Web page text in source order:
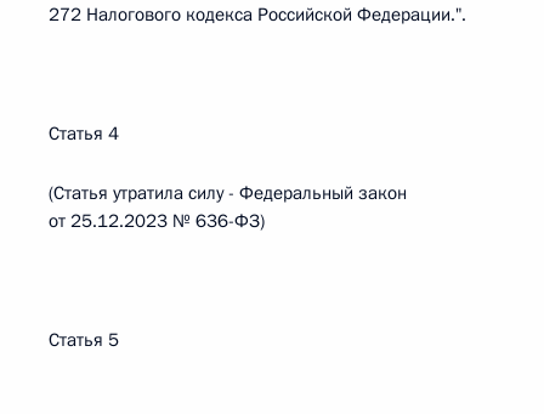
272 Налогового кодекса Российской Федерации.".
Статья 4
(Статья утратила силу - Федеральный закон
от 25.12.2023 № 636-ФЗ)
Статья 5